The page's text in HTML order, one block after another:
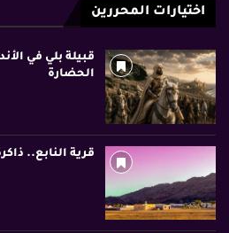
اختيارات المحررين
قبيلة بلي في
الحضارة
قرية النابع..